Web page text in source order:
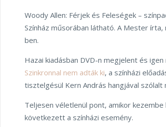
Woody Allen: Férjek és Feleségek –
Színház műsorában látható. A Mester
ben.
Hazai kiadásban DVD-n megjelent és
Szinkronnal nem adták ki, a színházi
tisztelgésül Kern András hangjával szólalt
Teljesen véletlenül pont, amikor
következett a színházi esemény.